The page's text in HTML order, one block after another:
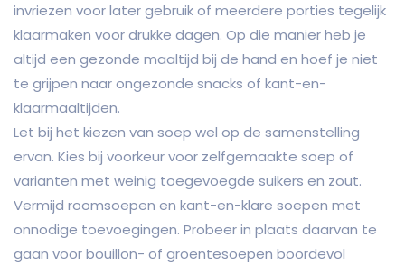
invriezen voor later gebruik of meerdere porties tegelijk
klaarmaken voor drukke dagen. Op die manier heb je
altijd een gezonde maaltijd bij de hand en hoef je niet
te grijpen naar ongezonde snacks of kant-en-
klaarmaaltijden.
Let bij het kiezen van soep wel op de samenstelling
ervan. Kies bij voorkeur voor zelfgemaakte soep of
varianten met weinig toegevoegde suikers en zout.
Vermijd roomsoepen en kant-en-klare soepen met
onnodige toevoegingen. Probeer in plaats daarvan te
gaan voor bouillon- of groentesoepen boordevol